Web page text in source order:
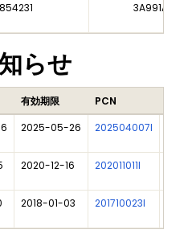
854231 3A991A2
らせ
有効期限 PCN
2025-05-26 202504007I
2020-12-16 202011011I
2018-01-03 201710023I